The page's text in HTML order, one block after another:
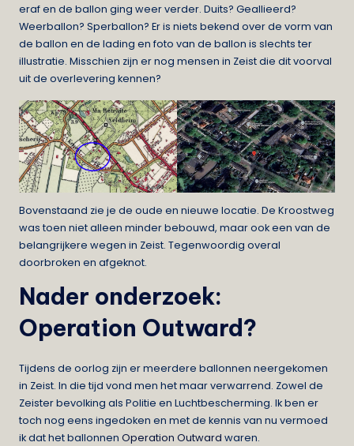
eraf en de ballon ging weer verder. Duits? Geallieerd?
Weerballon? Sperballon? Er is niets bekend over de vorm van
de ballon en de lading en foto van de ballon is slechts ter
illustratie. Misschien zijn er nog mensen in Zeist die dit voorval
uit de overlevering kennen?
Bovenstaand zie je de oude en nieuwe locatie. De Kroostweg
was toen niet alleen minder bebouwd, maar ook een van de
belangrijkere wegen in Zeist. Tegenwoordig overal
doorbroken en afgeknot.
Nader onderzoek:
Operation Outward?
Tijdens de oorlog zijn er meerdere ballonnen neergekomen
in Zeist. In die tijd vond men het maar verwarrend. Zowel de
Zeister bevolking als Politie en Luchtbescherming. Ik ben er
toch nog eens ingedoken en met de kennis van nu vermoed
ik dat het ballonnen Operation Outward waren.